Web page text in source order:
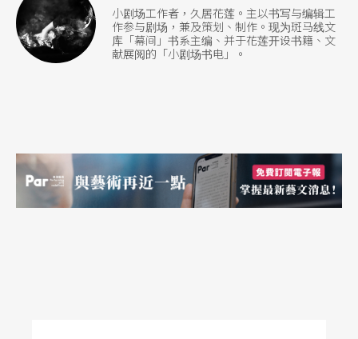
平台。
至于台湾的表演艺术如何与世界对话，要回答这问
是九○年代文化商品全球化，我们的政策并没有转
型跟上，现今我们的全球化只是著眼于去别的国家
小剧场工作者，久居花莲。主以书写与编辑工
作参与剧场，兼及策划、制作。现为斑马线文
库「幕间」书系主编、并于花莲开设书籍、文
献展阅的「小剧场书电」。